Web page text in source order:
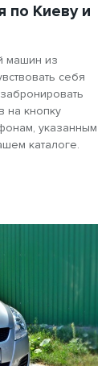
по Киеву и
машин из
себя
на кнопку
указанным
каталоге.